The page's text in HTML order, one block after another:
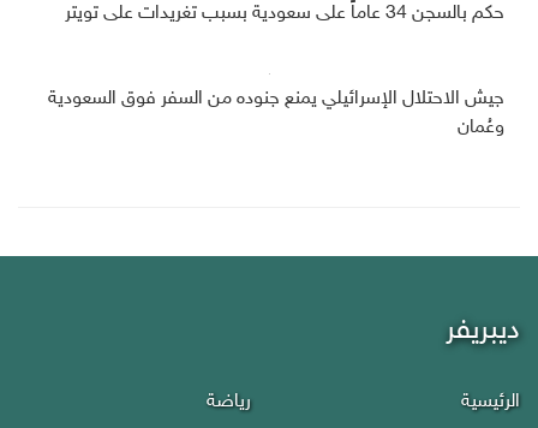
حكم بالسجن 34 عاماً على سعودية بسبب تغريدات على تويتر
جيش الاحتلال الإسرائيلي يمنع جنوده من السفر فوق السعودية
وعُمان
ديبريفر
الرئيسية رياضة